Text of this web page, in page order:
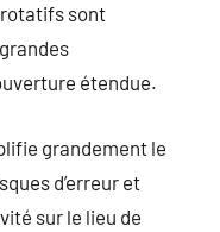
rotatifs sont
étendue.
grandement le
d’erreur et
sur le lieu de